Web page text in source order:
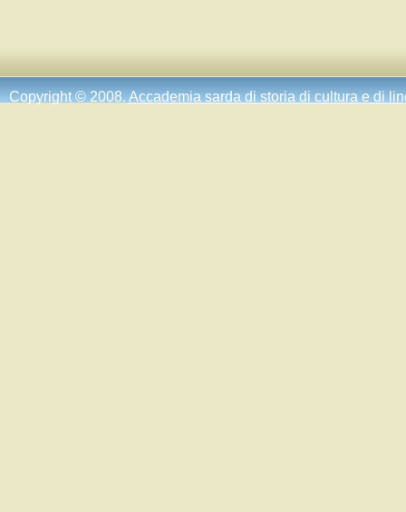
Copyright © 2008.Accademia sarda di storia di cultura e di